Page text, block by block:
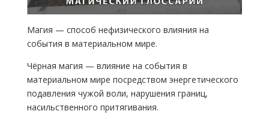
Магия — способ нефизического влияния на
события в материальном мире.
Чёрная магия — влияние на события в
материальном мире посредством энергетического
подавления чужой воли, нарушения границ,
насильственного притягивания.